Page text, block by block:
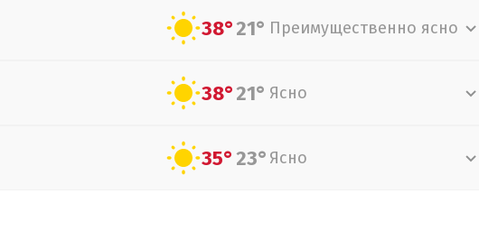
38°21° Преимущественно ясно
38°21° Ясно
35°23° Ясно